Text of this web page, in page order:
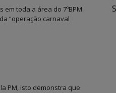
toda a área do 7ºBPM
“operação carnaval
PM, isto demonstra que